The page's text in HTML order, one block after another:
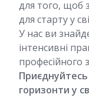
для того, щоб
для старту у
У нас ви
інтенсивні
професійного
Приєднуйтесь
горизонти у